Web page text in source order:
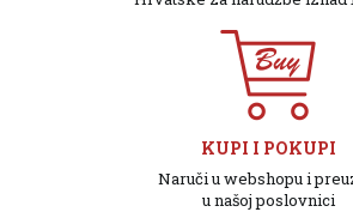
KUPI I POKUPI
Naruči u webshopu i
u našoj poslovnici